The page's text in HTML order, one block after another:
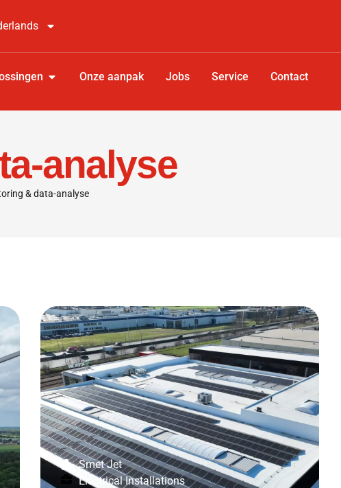
Onze aanpak Jobs Service Contact
analyse
& data-analyse
Smet Jet
Electrical Installations